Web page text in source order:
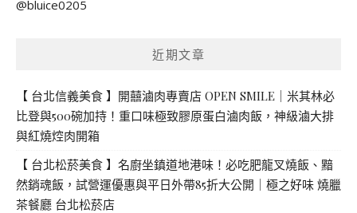
鍵
@bluice0205
近期文章
【 台北信義美食 】開囍滷肉專賣店 OPEN SMILE｜米其林必
比登與500碗加持！重口味極致膠原蛋白滷肉飯，神級滷大排
與紅燒焢肉開箱
【 台北松菸美食 】名廚坐鎮道地港味！必吃肥龍叉燒飯、黯
然銷魂飯，試營運優惠與平日外帶85折大公開｜極之好味 燒臘
茶餐廳 台北松菸店